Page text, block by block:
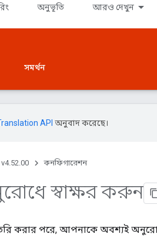
অনুভূতি আরও দেখুন
সমর্থন
API অনুবাদ করেছে।
v4.52.00 কনফিগারেশন
স্বাক্ষর করুন
করার পরে, আপনাকে অবশ্যই